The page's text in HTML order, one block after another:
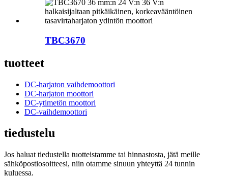
TBC3670
tuotteet
DC-harjaton vaihdemoottori
DC-harjaton moottori
DC-ytimetön moottori
DC-vaihdemoottori
tiedustelu
Jos haluat tiedustella tuotteistamme tai hinnastosta, jätä meille
sähköpostiosoitteesi, niin otamme sinuun yhteyttä 24 tunnin
kuluessa.